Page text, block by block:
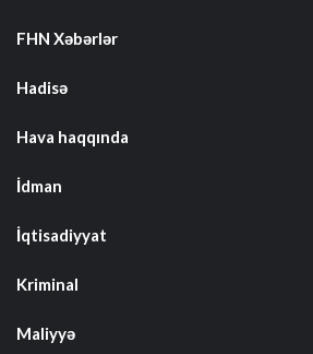
FHN Xəbərlər
Hadisə
Hava haqqında
İdman
İqtisadiyyat
Kriminal
Maliyyə